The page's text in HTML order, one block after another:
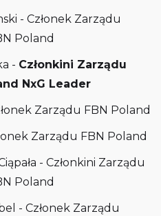
- Członek Zarządu
Poland
- Członkini Zarządu
NxG Leader
Zarządu FBN Poland
Zarządu FBN Poland
- Członkini Zarządu
Poland
- Członek Zarządu